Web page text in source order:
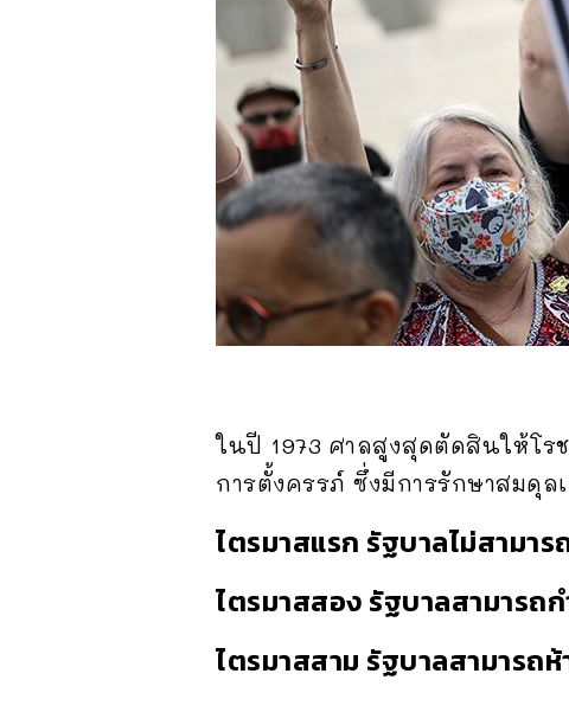
ในปี 1973 ศาลสูงสุดตัดสินให้โ
การตั้งครรภ์ ซึ่งมีการรักษาสมดุล
ไตรมาสแรก รัฐบาลไม่สามา
ไตรมาสสอง รัฐบาลสามาร
ไตรมาสสาม รัฐบาลสามารถ